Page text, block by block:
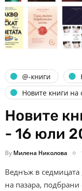
@-книги
Новите книги на
Новите
- 16 юли
By Милена Николова
Веднъж в седмицата
на пазара, подбрани